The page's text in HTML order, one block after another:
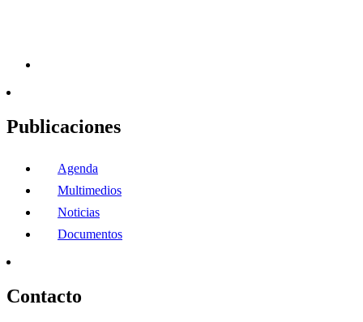
Publicaciones
Agenda
Multimedios
Noticias
Documentos
Contacto